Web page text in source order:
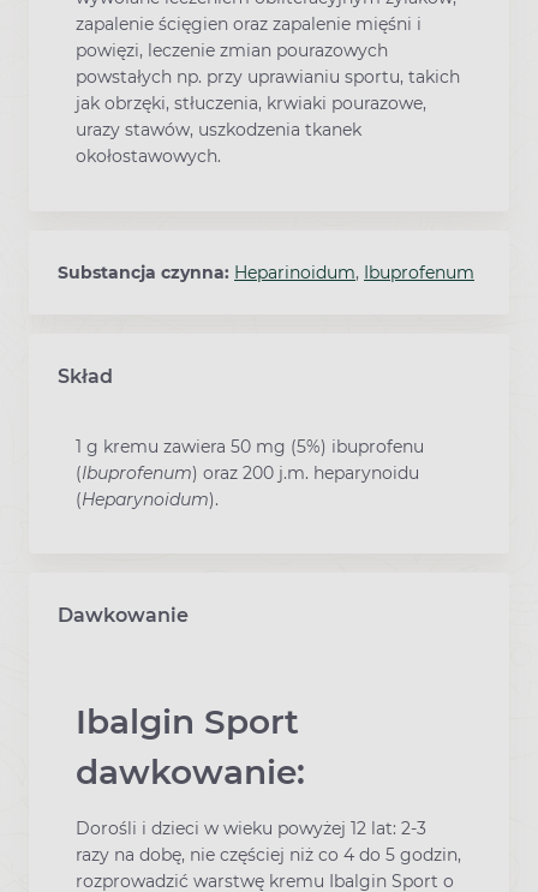
zapalenie ścięgien oraz zapalenie mięśni i
powięzi, leczenie zmian pourazowych
powstałych np. przy uprawianiu sportu, takich
jak obrzęki, stłuczenia, krwiaki pourazowe,
urazy stawów, uszkodzenia tkanek
okołostawowych.
Substancja czynna: Heparinoidum, Ibuprofenum
Skład
1 g kremu zawiera 50 mg (5%) ibuprofenu
(Ibuprofenum) oraz 200 j.m. heparynoidu
(Heparynoidum).
Dawkowanie
Ibalgin Sport
dawkowanie:
Dorośli i dzieci w wieku powyżej 12 lat: 2-3
razy na dobę, nie częściej niż co 4 do 5 godzin,
rozprowadzić warstwę kremu Ibalgin Sport o